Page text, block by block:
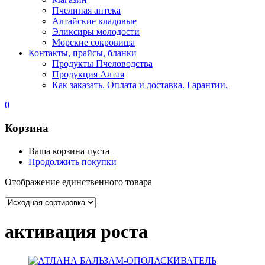
Пчелиная аптека
Алтайские кладовые
Эликсиры молодости
Морские сокровища
Контакты, прайсы, бланки
Продукты Пчеловодства
Продукция Алтая
Как заказать. Оплата и доставка. Гарантии.
0
Корзина
Ваша корзина пуста
Продолжить покупки
Отображение единственного товара
активация роста